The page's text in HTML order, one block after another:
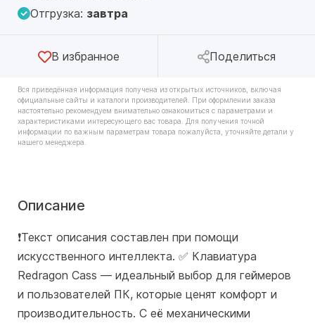
Отгрузка: завтра
В избранное Поделиться
Вся приведённая информация получена из открытых источников, включая
официальные сайты и каталоги производителей. При оформлении заказа
настоятельно рекомендуем внимательно ознакомиться с параметрами и
характеристиками интересующего вас товара. Для получения точной
информации по важным параметрам товара пожалуйста, уточняйте детали у
нашего менеджера.
Описание
❗️Текст описания составлен при помощи
искусственного интеллекта. ✅ Клавиатура
Redragon Cass — идеальный выбор для геймеров
и пользователей ПК, которые ценят комфорт и
производительность. С её механическими